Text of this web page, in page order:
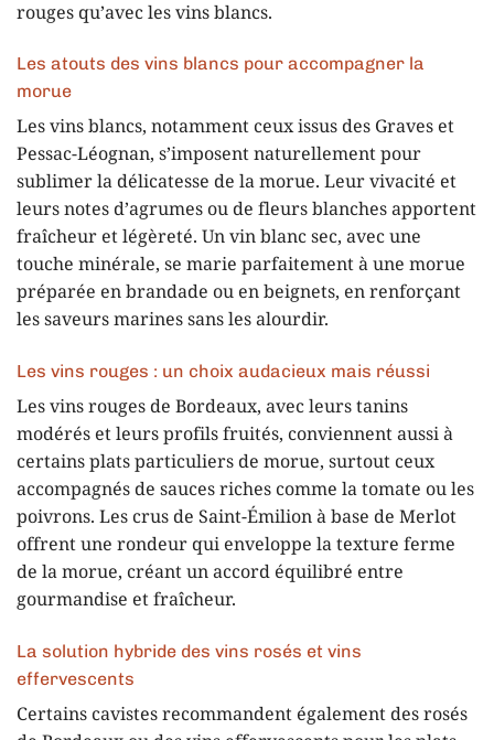
rouges qu’avec les vins blancs.
Les atouts des vins blancs pour accompagner la
morue
Les vins blancs, notamment ceux issus des Graves et
Pessac-Léognan, s’imposent naturellement pour
sublimer la délicatesse de la morue. Leur vivacité et
leurs notes d’agrumes ou de fleurs blanches apportent
fraîcheur et légèreté. Un vin blanc sec, avec une
touche minérale, se marie parfaitement à une morue
préparée en brandade ou en beignets, en renforçant
les saveurs marines sans les alourdir.
Les vins rouges : un choix audacieux mais réussi
Les vins rouges de Bordeaux, avec leurs tanins
modérés et leurs profils fruités, conviennent aussi à
certains plats particuliers de morue, surtout ceux
accompagnés de sauces riches comme la tomate ou les
poivrons. Les crus de Saint-Émilion à base de Merlot
offrent une rondeur qui enveloppe la texture ferme
de la morue, créant un accord équilibré entre
gourmandise et fraîcheur.
La solution hybride des vins rosés et vins
effervescents
Certains cavistes recommandent également des rosés